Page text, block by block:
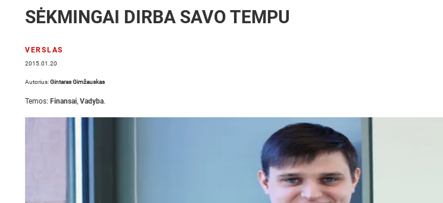
SĖKMINGAI DIRBA SAVO TEMPU
VERSLAS
2015.01.20
Autorius:Gintaras Gimžauskas
Temos: Finansai, Vadyba.